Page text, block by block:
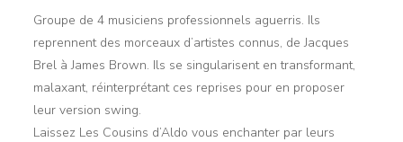
Groupe de 4 musiciens professionnels aguerris. Ils
reprennent des morceaux d’artistes connus, de Jacques
Brel à James Brown. Ils se singularisent en transformant,
malaxant, réinterprétant ces reprises pour en proposer
leur version swing.
Laissez Les Cousins d’Aldo vous enchanter par leurs